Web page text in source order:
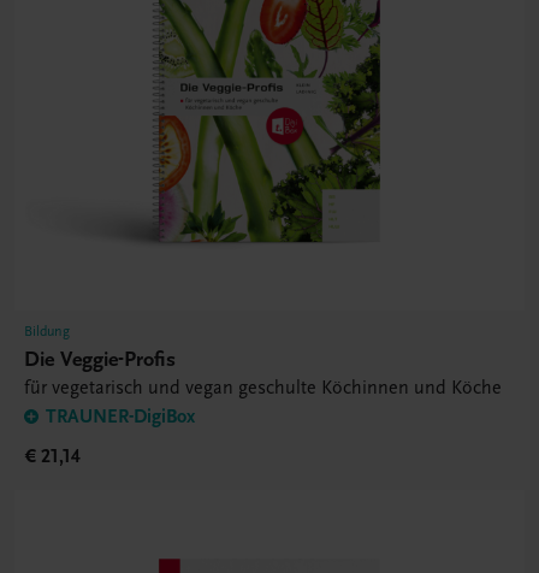
Bildung
Die Veggie-Profis
für vegetarisch und vegan geschulte Köchinnen und Köche
TRAUNER-DigiBox
€ 21,14